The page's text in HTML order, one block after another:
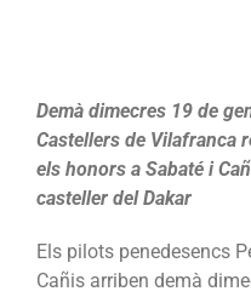
Demà dimecres 19 de
Castellers de Vilafranca
els honors a Sabaté i
casteller del Dakar
Els pilots penedesencs
Cañis arriben demà